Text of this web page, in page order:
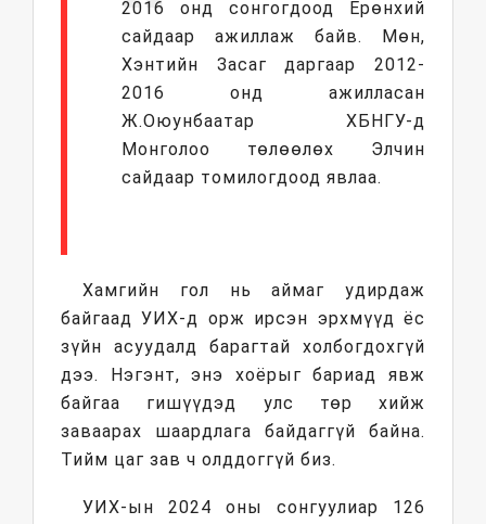
2016 онд сонгогдоод Ерөнхий
сайдаар ажиллаж байв. Мөн,
Хэнтийн Засаг даргаар 2012-
2016 онд ажилласан
Ж.Оюунбаатар ХБНГУ-д
Монголоо төлөөлөх Элчин
сайдаар томилогдоод явлаа.
Хамгийн гол нь аймаг удирдаж
байгаад УИХ-д орж ирсэн эрхмүүд ёс
зүйн асуудалд барагтай холбогдохгүй
дээ. Нэгэнт, энэ хоёрыг бариад явж
байгаа гишүүдэд улс төр хийж
заваарах шаардлага байдаггүй байна.
Тийм цаг зав ч олддоггүй биз.
УИХ-ын 2024 оны сонгуулиар 126